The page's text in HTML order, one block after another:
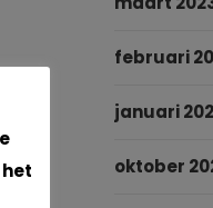
februari
januari
oktober